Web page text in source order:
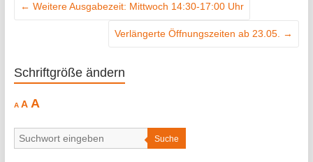
← Weitere Ausgabezeit: Mittwoch 14:30-17:00 Uhr
Verlängerte Öffnungszeiten ab 23.05. →
Schriftgröße ändern
A
Decrease
font
A Reset
size.
AIncrease
size.
Suche